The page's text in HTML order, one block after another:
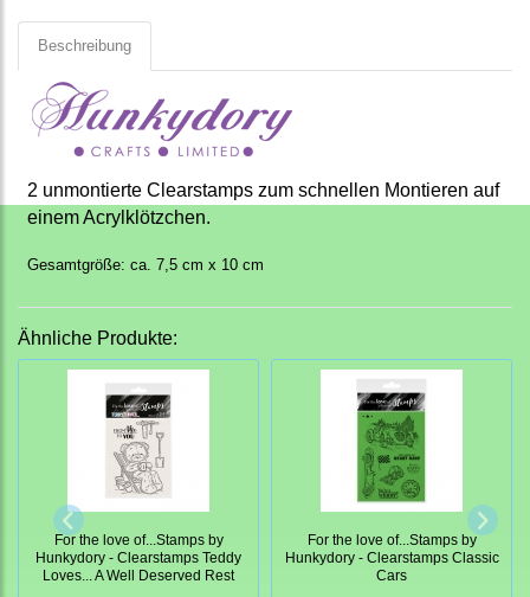
Beschreibung
2 unmontierte Clearstamps zum schnellen Montieren auf
einem Acrylklötzchen.
Gesamtgröße: ca. 7,5 cm x 10 cm
Ähnliche Produkte:
For the love of...Stamps by
Hunkydory - Clearstamps Teddy
Loves... A Well Deserved Rest
For the love of...Stamps by
Hunkydory - Clearstamps Classic
Cars